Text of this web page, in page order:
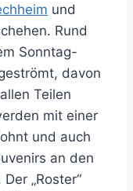
und
Rund
Sonntag-
davon
Teilen
mit einer
und auch
an den
„Roster“